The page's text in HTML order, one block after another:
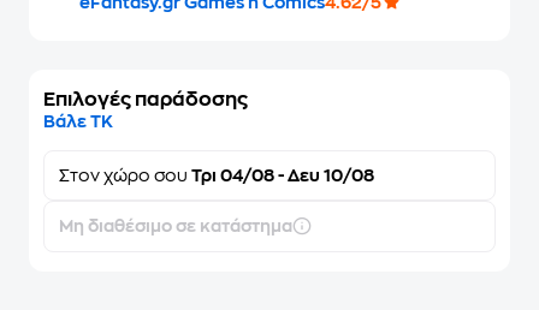
Επιλογές παράδοσης
Βάλε ΤΚ
Στον χώρο σου Τρι 04/08 - Δευ 10/08
Μη διαθέσιμο σε κατάστημα